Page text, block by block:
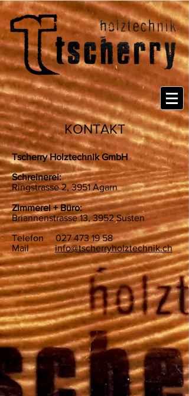
KONTAKT
Tscherry Holztechnik GmbH
Schreinerei:
Ringstrasse 2, 3951 Agarn
Zimmerei + Büro:
Briannenstrasse 13, 3952 Susten
Telefon 027 473 19 58
Mailinfo@tscherryholztechnik.ch